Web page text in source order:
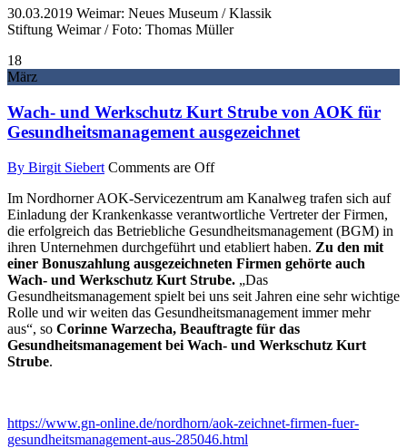
30.03.2019 Weimar: Neues Museum / Klassik
Stiftung Weimar / Foto: Thomas Müller
18
März
Wach- und Werkschutz Kurt Strube von AOK für
Gesundheitsmanagement ausgezeichnet
By Birgit Siebert Comments are Off
Im Nordhorner AOK-Servicezentrum am Kanalweg trafen sich auf
Einladung der Krankenkasse verantwortliche Vertreter der Firmen,
die erfolgreich das Betriebliche Gesundheitsmanagement (BGM) in
ihren Unternehmen durchgeführt und etabliert haben. Zu den mit
einer Bonuszahlung ausgezeichneten Firmen gehörte auch
Wach- und Werkschutz Kurt Strube. „Das
Gesundheitsmanagement spielt bei uns seit Jahren eine sehr wichtige
Rolle und wir weiten das Gesundheitsmanagement immer mehr
aus“, so Corinne Warzecha, Beauftragte für das
Gesundheitsmanagement bei Wach- und Werkschutz Kurt
Strube.
https://www.gn-online.de/nordhorn/aok-zeichnet-firmen-fuer-
gesundheitsmanagement-aus-285046.html